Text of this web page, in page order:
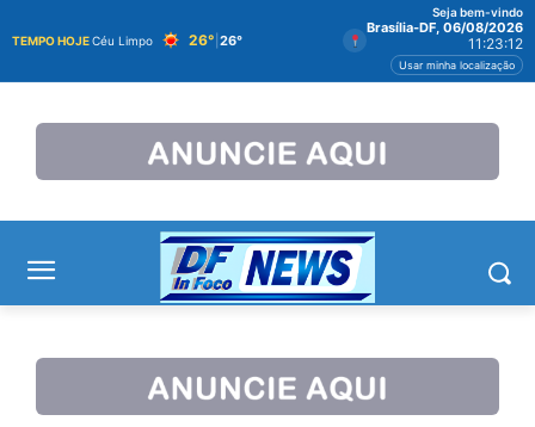
TEMPO HOJECéu Limpo 26° 26°
Seja bem-vindo
Brasília-DF, 06/08/2026
11:23:13
Usar minha localização